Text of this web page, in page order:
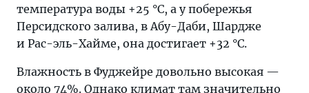
температура воды +25 °C, а у побережья
Персидского залива, в Абу-Даби, Шардже
и Рас-эль-Хайме, она достигает +32 °C.
Влажность в Фуджейре довольно высокая —
около 74%. Однако климат там значительно